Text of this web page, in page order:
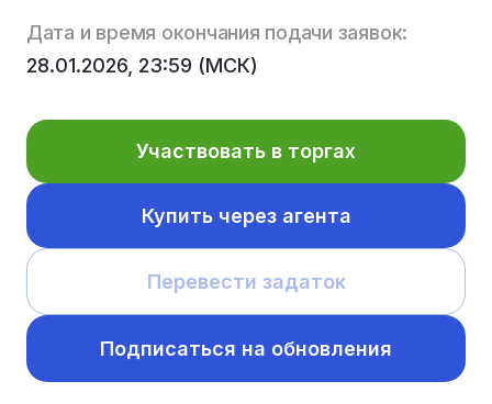
Дата и время окончания подачи заявок:
28.01.2026, 23:59 (МСК)
Участвовать в торгах
Купить через агента
Перевести задаток
Подписаться на обновления